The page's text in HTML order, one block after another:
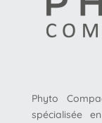
Phyto
spécialisée